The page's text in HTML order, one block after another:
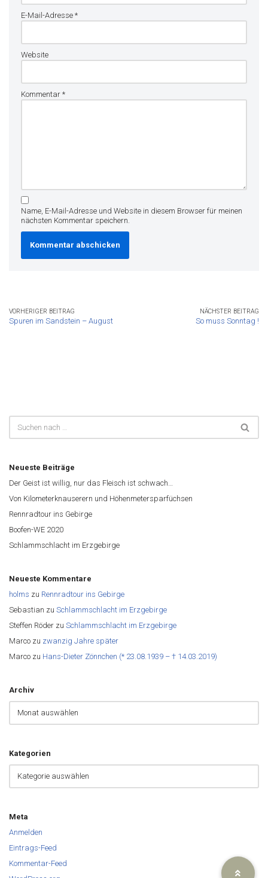
E-Mail-Adresse *
Website
Kommentar *
Name, E-Mail-Adresse und Website in diesem Browser für meinen
nächsten Kommentar speichern.
VORHERIGER BEITRAG
Spuren im Sandstein – August
NÄCHSTER BEITRAG
So muss Sonntag !
Neueste Beiträge
Der Geist ist willig, nur das Fleisch ist schwach…
Von Kilometerknauserern und Höhenmetersparfüchsen
Rennradtour ins Gebirge
Boofen-WE 2020
Schlammschlacht im Erzgebirge
Neueste Kommentare
holms zu Rennradtour ins Gebirge
Sebastian zu Schlammschlacht im Erzgebirge
Steffen Röder zu Schlammschlacht im Erzgebirge
Marco zu zwanzig Jahre später
Marco zu Hans-Dieter Zönnchen (* 23.08.1939 – † 14.03.2019)
Archiv
Kategorien
Meta
Anmelden
Eintrags-Feed
Kommentar-Feed